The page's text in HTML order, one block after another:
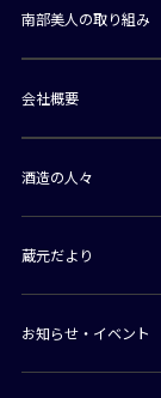
南部美人の取り組み
会社概要
酒造の人々
蔵元だより
お知らせ・イベント